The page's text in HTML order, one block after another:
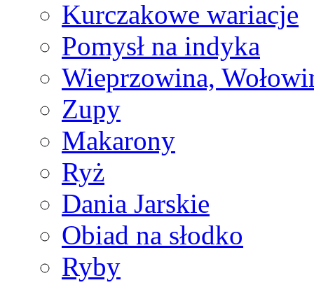
Kurczakowe wariacje
Pomysł na indyka
Wieprzowina,
Zupy
Makarony
Ryż
Dania Jarskie
Obiad na słodko
Ryby